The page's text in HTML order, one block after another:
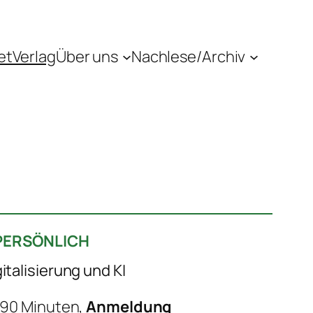
Über uns Nachlese/Archiv
und KI
90 Minuten,Anmeldung